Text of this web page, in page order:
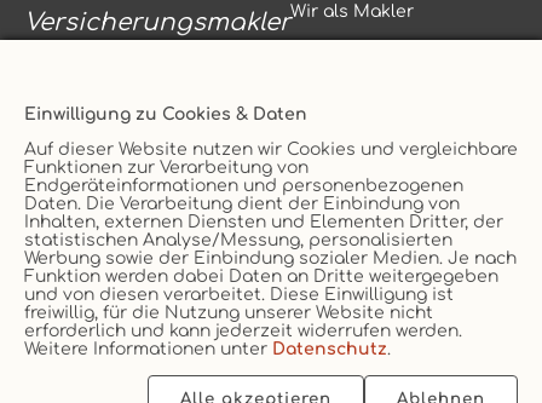
Einwilligung zu Cookies & Daten
Auf dieser Website nutzen wir Cookies und vergleichbare
Funktionen zur Verarbeitung von
Endgeräteinformationen und personenbezogenen
Daten. Die Verarbeitung dient der Einbindung von
Inhalten, externen Diensten und Elementen Dritter, der
statistischen Analyse/Messung, personalisierten
Werbung sowie der Einbindung sozialer Medien. Je nach
Funktion werden dabei Daten an Dritte weitergegeben
und von diesen verarbeitet. Diese Einwilligung ist
freiwillig, für die Nutzung unserer Website nicht
erforderlich und kann jederzeit widerrufen werden.
Weitere Informationen unter Datenschutz.
Alle akzeptieren Ablehnen
Versicherungsmakler
Vertrag widerrufen
Wir als Makler
Service
Kontakt
Unternehmen
Erstinformation
AGB
Datenschutz
Impressum
Cookie